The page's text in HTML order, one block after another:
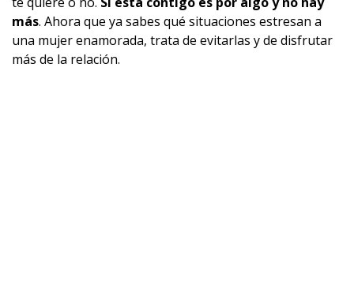
más. Ahora que ya sabes qué situaciones estresan a
una mujer enamorada, trata de evitarlas y de disfrutar
más de la relación.